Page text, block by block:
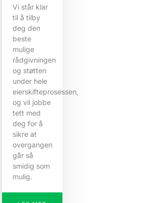
Vi står klar
til å tilby
deg den
beste
mulige
rådgivningen
og støtten
under hele
eierskifteprosessen,
og vil jobbe
tett med
deg for å
sikre at
overgangen
går så
smidig som
mulig.